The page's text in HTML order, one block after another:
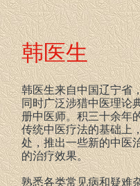
韩医生
韩医生来自中国辽宁省
同时广泛涉猎中医理论
册中医师。积三十余年
传统中医疗法的基础上
处，推出一些新的中医
的治疗效果。
熟悉各类常见病和疑难